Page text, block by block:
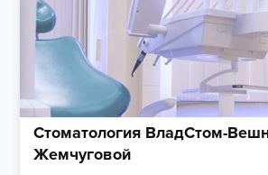
Стоматология ВладСтом-
Жемчуговой